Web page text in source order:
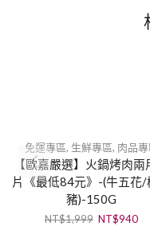
免運專區, 生鮮專區, 肉品
【歐嘉嚴選】火鍋烤肉兩
片《最低84元》-(牛五花/
豬)-150G
NT$1,999 NT$940